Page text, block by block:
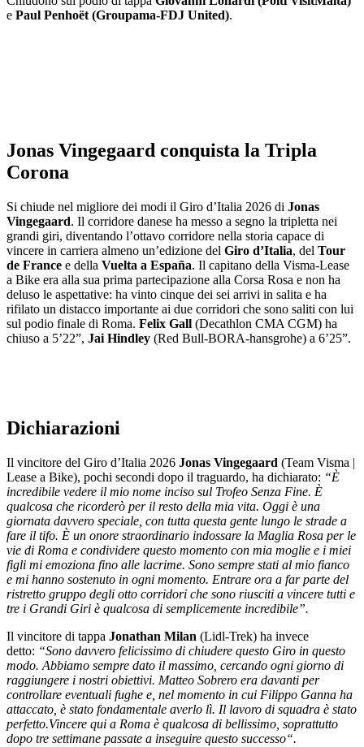
e Paul Penhoët (Groupama-FDJ United).
Jonas Vingegaard conquista la Tripla
Corona
Si chiude nel migliore dei modi il Giro d’Italia 2026 di Jonas
Vingegaard. Il corridore danese ha messo a segno la tripletta nei
grandi giri, diventando l’ottavo corridore nella storia capace di
vincere in carriera almeno un’edizione del Giro d’Italia, del Tour
de France e della Vuelta a España. Il capitano della Visma-Lease
a Bike era alla sua prima partecipazione alla Corsa Rosa e non ha
deluso le aspettative: ha vinto cinque dei sei arrivi in salita e ha
rifilato un distacco importante ai due corridori che sono saliti con lui
sul podio finale di Roma. Felix Gall (Decathlon CMA CGM) ha
chiuso a 5’22”, Jai Hindley (Red Bull-BORA-hansgrohe) a 6’25”.
Dichiarazioni
Il vincitore del Giro d’Italia 2026 Jonas Vingegaard (Team Visma |
Lease a Bike), pochi secondi dopo il traguardo, ha dichiarato: “È
incredibile vedere il mio nome inciso sul Trofeo Senza Fine. È
qualcosa che ricorderò per il resto della mia vita. Oggi è una
giornata davvero speciale, con tutta questa gente lungo le strade a
fare il tifo. È un onore straordinario indossare la Maglia Rosa per le
vie di Roma e condividere questo momento con mia moglie e i miei
figli mi emoziona fino alle lacrime. Sono sempre stati al mio fianco
e mi hanno sostenuto in ogni momento. Entrare ora a far parte del
ristretto gruppo degli otto corridori che sono riusciti a vincere tutti e
tre i Grandi Giri è qualcosa di semplicemente incredibile”.
Il vincitore di tappa Jonathan Milan (Lidl-Trek) ha invece
detto: “Sono davvero felicissimo di chiudere questo Giro in questo
modo. Abbiamo sempre dato il massimo, cercando ogni giorno di
raggiungere i nostri obiettivi. Matteo Sobrero era davanti per
controllare eventuali fughe e, nel momento in cui Filippo Ganna ha
attaccato, è stato fondamentale averlo lì. Il lavoro di squadra è stato
perfetto.Vincere qui a Roma è qualcosa di bellissimo, soprattutto
dopo tre settimane passate a inseguire questo successo“.